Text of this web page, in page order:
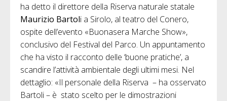
ha detto il direttore della Riserva naturale statale
Maurizio Bartoli a Sirolo, al teatro del Conero,
ospite dell’evento «Buonasera Marche Show»,
conclusivo del Festival del Parco. Un appuntamento
che ha visto il racconto delle ‘buone pratiche’, a
scandire l’attività ambientale degli ultimi mesi. Nel
dettaglio: «Il personale della Riserva – ha osservato
Bartoli – è stato scelto per le dimostrazioni